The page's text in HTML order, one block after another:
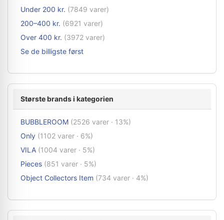
Under 200 kr. (7849 varer)
200–400 kr. (6921 varer)
Over 400 kr. (3972 varer)
Se de billigste først
Største brands i kategorien
BUBBLEROOM (2526 varer · 13%)
Only (1102 varer · 6%)
VILA (1004 varer · 5%)
Pieces (851 varer · 5%)
Object Collectors Item (734 varer · 4%)